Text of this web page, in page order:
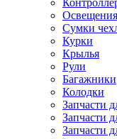
Сумки
Курки
Крылья
Рули
Багажники
Колодки
Запчасти
Запчасти
Запчасти